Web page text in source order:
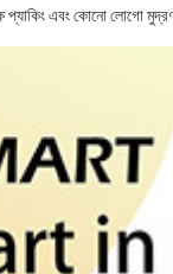
প্যাকিং এবং কোনো